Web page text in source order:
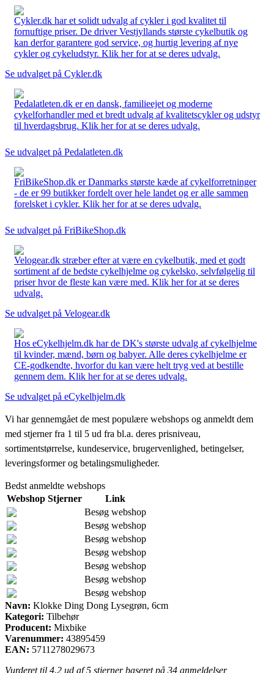
Cykler.dk har et solidt udvalg af cykler i god kvalitet til
fornuftige priser. De driver Vestjyllands største cykelbutik og
kan derfor garantere god service, og hurtig levering af nye
cykler og cykeludstyr. Klik her for at se deres udvalg.
Se udvalget på Cykler.dk
Pedalatleten.dk er en dansk, familieejet og moderne
cykelforhandler med et bredt udvalg af kvalitetscykler og udstyr
til hverdagsbrug. Klik her for at se deres udvalg.
Se udvalget på Pedalatleten.dk
FriBikeShop.dk er Danmarks største kæde af cykelforretninger
- de er 99 butikker fordelt over hele landet og er alle sammen
forelsket i cykler. Klik her for at se deres udvalg.
Se udvalget på FriBikeShop.dk
Velogear.dk stræber efter at være en cykelbutik, med et godt
sortiment af de bedste cykelhjelme og cykelsko, selvfølgelig til
priser hvor de fleste kan være med. Klik her for at se deres
udvalg.
Se udvalget på Velogear.dk
Hos eCykelhjelm.dk har de DK's største udvalg af cykelhjelme
til kvinder, mænd, børn og babyer. Alle deres cykelhjelme er
CE-godkendte, hvorfor du kan være helt tryg ved at bestille
gennem dem. Klik her for at se deres udvalg.
Se udvalget på eCykelhjelm.dk
Vi har gennemgået de mest populære webshops og anmeldt dem
med stjerner fra 1 til 5 ud fra bl.a. deres prisniveau,
sortimentstørrelse, kundeservice, brugervenlighed, betingelser,
leveringsformer og betalingsmuligheder.
Bedst anmeldte webshops
Webshop Stjerner
Link
Besøg webshop
Besøg webshop
Besøg webshop
Besøg webshop
Besøg webshop
Besøg webshop
Besøg webshop
Navn: Klokke Ding Dong Lysegrøn, 6cm
Kategori: Tilbehør
Producent: Mixbike
Varenummer: 43895459
EAN: 5711278029673
Vurderet til 4.2 ud af 5 stjerner baseret på 34 anmeldelser